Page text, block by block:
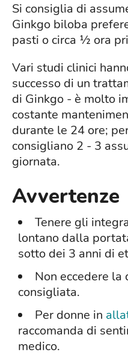
Si consiglia di
Ginkgo biloba
pasti o circa ½ ora
Vari studi clinici
successo di un
di Ginkgo - è molto
costante
durante le 24 ore;
consigliano 2 - 3
giornata.
Avvertenze
Tenere gli
lontano dalla
sotto dei 3 anni di
Non eccedere la
consigliata.
Per donne in
raccomanda di
medico.